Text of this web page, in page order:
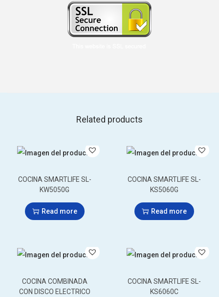
Related products
COCINA SMARTLIFE SL-
KW5050G
Read more
COCINA SMARTLIFE SL-
KS5060G
Read more
COCINA COMBINADA
CON DISCO ELECTRICO
COCINA SMARTLIFE SL-
KS6060C